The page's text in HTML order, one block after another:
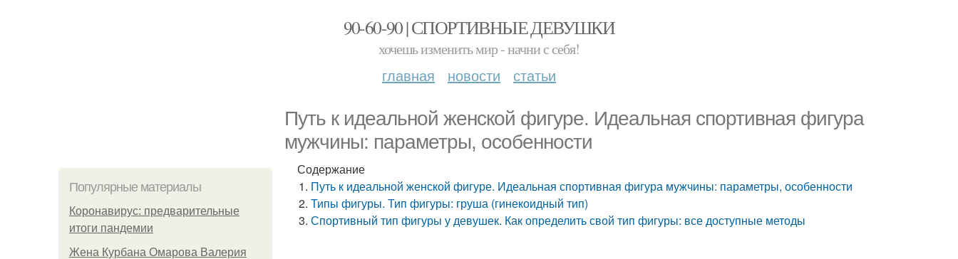
90-60-90 | СПОРТИВНЫЕ ДЕВУШКИ
хочешь изменить мир - начни с себя!
главная новости статьи
Путь к идеальной женской фигуре. Идеальная спортивная фигура
мужчины: параметры, особенности
Популярные материалы
Коронавирус: предварительные
итоги пандемии
Жена Курбана Омарова Валерия
Содержание
Путь к идеальной женской фигуре. Идеальная спортивная фигура мужчины: параметры, особенности
Типы фигуры. Тип фигуры: груша (гинекоидный тип)
Спортивный тип фигуры у девушек. Как определить свой тип фигуры: все доступные методы